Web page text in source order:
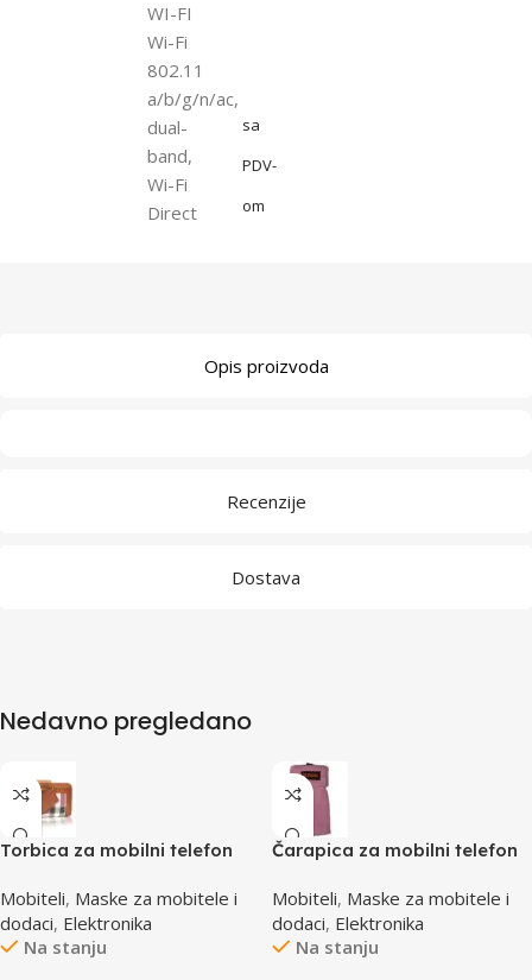
WI-FI
Wi-Fi
802.11
a/b/g/n/ac,
dual-
band,
Wi-Fi
Direct
sa
PDV-
om
Opis proizvoda
Recenzije
Dostava
Nedavno pregledano
Torbica za mobilni telefon
110x43x17mm
Mobiteli, Maske za mobitele i
dodaci, Elektronika
Na stanju
Čarapica za mobilni telefon
65x100mm
Mobiteli, Maske za mobitele i
dodaci, Elektronika
Na stanju